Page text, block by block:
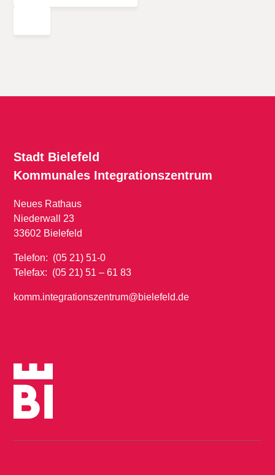
Stadt Bielefeld
Kommunales Integrationszentrum
Neues Rathaus
Niederwall 23
33602 Bielefeld
Telefon: (05 21) 51-0
Telefax: (05 21) 51 – 61 83
komm.integrationszentrum@bielefeld.de